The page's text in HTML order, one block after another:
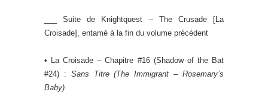
___ Suite de Knightquest – The Crusade [La
Croisade], entamé à la fin du volume précédent
• La Croisade – Chapitre #16 (Shadow of the Bat
#24) : Sans Titre(The Immigrant – Rosemary’s
Baby)